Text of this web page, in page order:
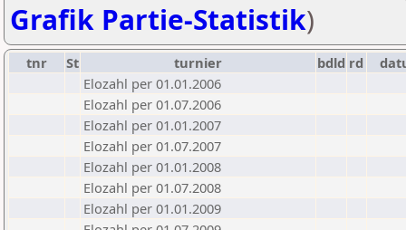
Grafik Partie-Statistik)
tnr St turnier bdld rd
Elozahl per 01.01.2006
Elozahl per 01.07.2006
Elozahl per 01.01.2007
Elozahl per 01.07.2007
Elozahl per 01.01.2008
Elozahl per 01.07.2008
Elozahl per 01.01.2009